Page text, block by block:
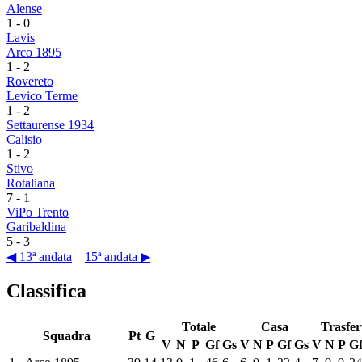
Alense
1 - 0
Lavis
Arco 1895
1 - 2
Rovereto
Levico Terme
1 - 2
Settaurense 1934
Calisio
1 - 2
Stivo
Rotaliana
7 - 1
ViPo Trento
Garibaldina
5 - 3
◀ 13ª andata
15ª andata ▶
Classifica
Squadra Pt G
Totale Casa
V N P Gf Gs V N P Gf Gs V N P Gf